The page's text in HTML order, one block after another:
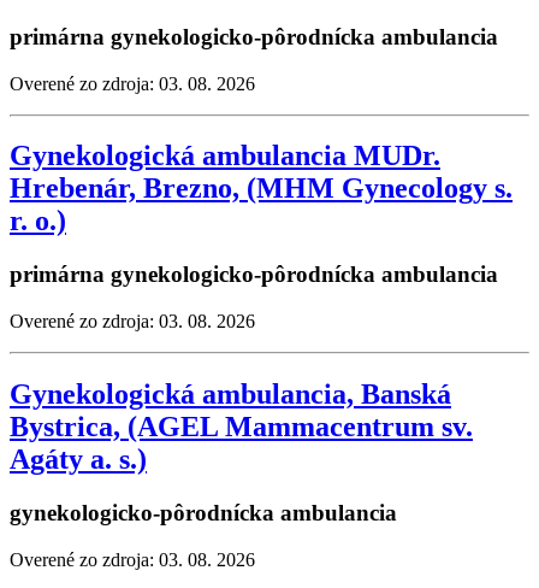
primárna gynekologicko-pôrodnícka ambulancia
Overené zo zdroja: 03. 08. 2026
Gynekologická ambulancia MUDr.
Hrebenár, Brezno, (MHM Gynecology s.
r. o.)
primárna gynekologicko-pôrodnícka ambulancia
Overené zo zdroja: 03. 08. 2026
Gynekologická ambulancia, Banská
Bystrica, (AGEL Mammacentrum sv.
Agáty a. s.)
gynekologicko-pôrodnícka ambulancia
Overené zo zdroja: 03. 08. 2026